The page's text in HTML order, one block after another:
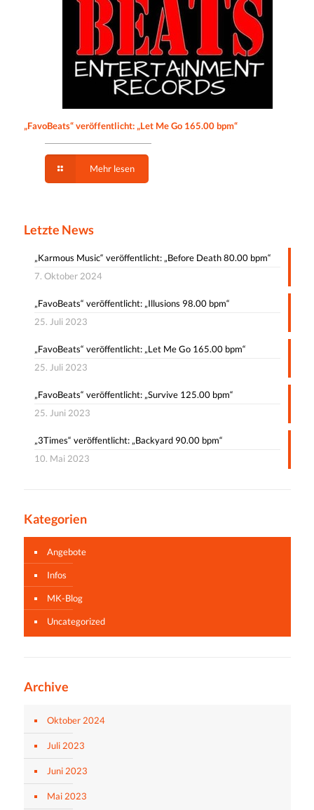
„FavoBeats“ veröffentlicht: „Let Me Go 165.00 bpm“
Mehr lesen
Letzte News
„Karmous Music“ veröffentlicht: „Before Death 80.00 bpm“
7. Oktober 2024
„FavoBeats“ veröffentlicht: „Illusions 98.00 bpm“
25. Juli 2023
„FavoBeats“ veröffentlicht: „Let Me Go 165.00 bpm“
25. Juli 2023
„FavoBeats“ veröffentlicht: „Survive 125.00 bpm“
25. Juni 2023
„3Times“ veröffentlicht: „Backyard 90.00 bpm“
10. Mai 2023
Kategorien
Angebote
Infos
MK-Blog
Uncategorized
Archive
Oktober 2024
Juli 2023
Juni 2023
Mai 2023